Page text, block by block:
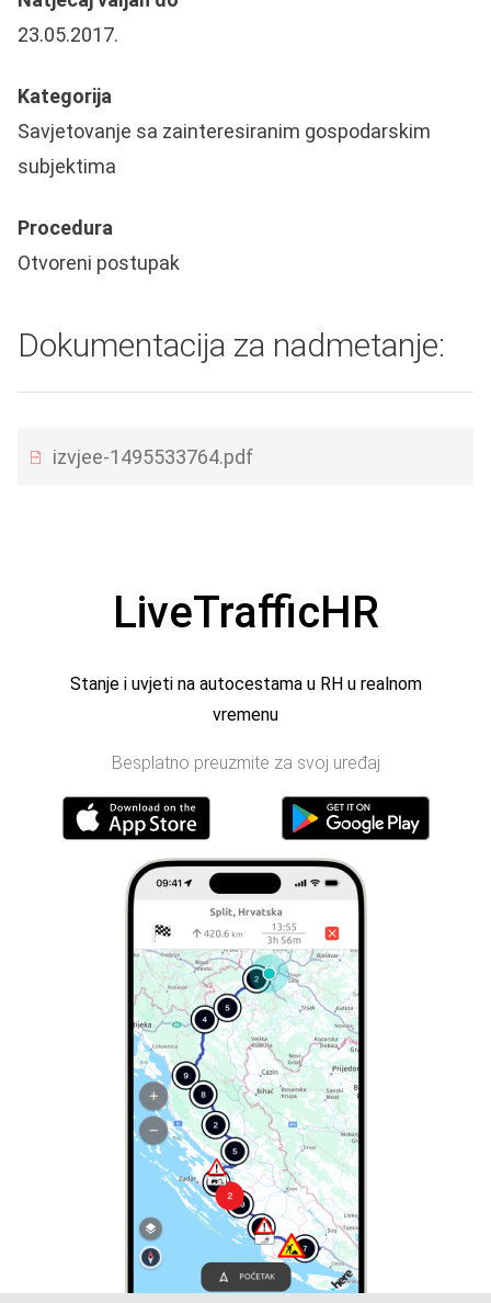
23.05.2017.
Kategorija
Savjetovanje sa zainteresiranim gospodarskim
subjektima
Procedura
Otvoreni postupak
Dokumentacija za nadmetanje:
izvjee-1495533764.pdf
LiveTrafficHR
Stanje i uvjeti na autocestama u RH u realnom
vremenu
Besplatno preuzmite za svoj uređaj